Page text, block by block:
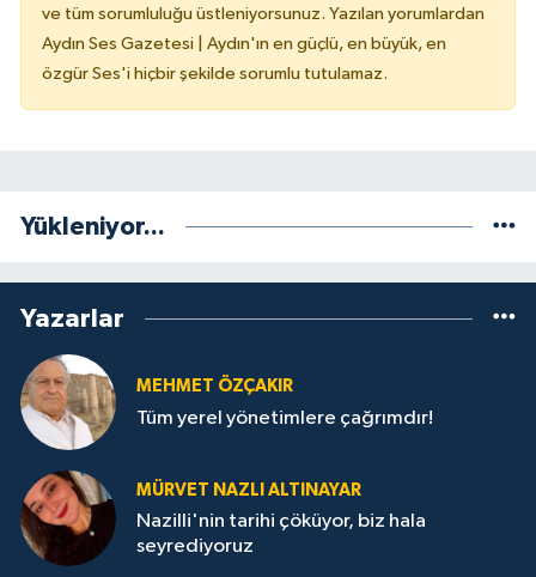
ve tüm sorumluluğu üstleniyorsunuz. Yazılan yorumlardan
Aydın Ses Gazetesi | Aydın'ın en güçlü, en büyük, en
özgür Ses'i hiçbir şekilde sorumlu tutulamaz.
Yükleniyor...
Yazarlar
MEHMET ÖZÇAKIR
Tüm yerel yönetimlere çağrımdır!
MÜRVET NAZLI ALTINAYAR
Nazilli'nin tarihi çöküyor, biz hala
seyrediyoruz